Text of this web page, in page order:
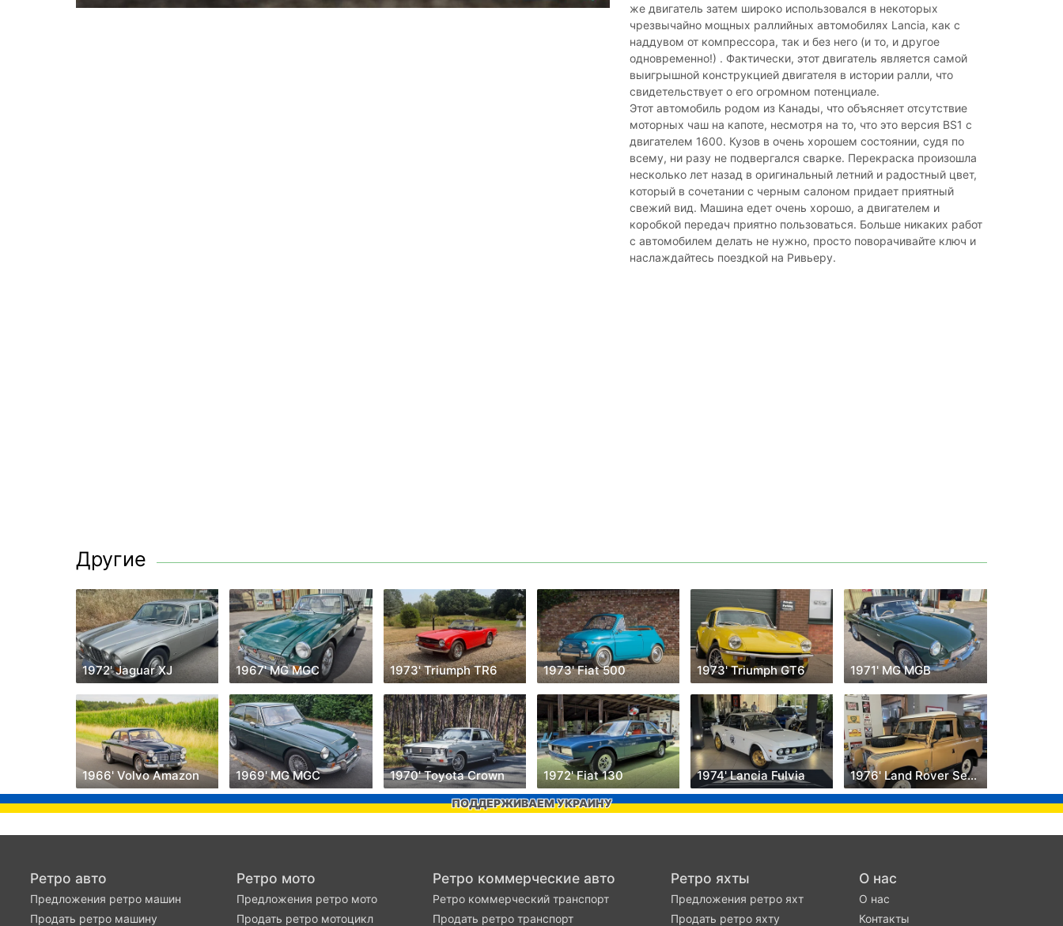
же двигатель затем широко использовался в некоторых
чрезвычайно мощных раллийных автомобилях Lancia, как с
наддувом от компрессора, так и без него (и то, и другое
одновременно!) . Фактически, этот двигатель является самой
выигрышной конструкцией двигателя в истории ралли, что
свидетельствует о его огромном потенциале.
Этот автомобиль родом из Канады, что объясняет отсутствие
моторных чаш на капоте, несмотря на то, что это версия BS1 с
двигателем 1600. Кузов в очень хорошем состоянии, судя по
всему, ни разу не подвергался сварке. Перекраска произошла
несколько лет назад в оригинальный летний и радостный цвет,
который в сочетании с черным салоном придает приятный
свежий вид. Машина едет очень хорошо, а двигателем и
коробкой передач приятно пользоваться. Больше никаких работ
с автомобилем делать не нужно, просто поворачивайте ключ и
наслаждайтесь поездкой на Ривьеру.
Другие
1972' Jaguar XJ 1967' MG MGC 1973' Triumph TR6 1973' Fiat 500 1973' Triumph GT6 1971' MG MGB
1966' Volvo Amazon 1969' MG MGC 1970' Toyota Crown 1972' Fiat 130 1974' Lancia Fulvia 1976' Land Rover Serie Iii
ПОДДЕРЖИВАЕМ УКРАИНУ
Ретро авто
Предложения ретро машин
Продать ретро машину
Ретро мото
Предложения ретро мото
Продать ретро мотоцикл
Ретро коммерческие авто
Ретро коммерческий транспорт
Продать ретро транспорт
Ретро яхты
Предложения ретро яхт
Продать ретро яхту
О нас
О нас
Контакты